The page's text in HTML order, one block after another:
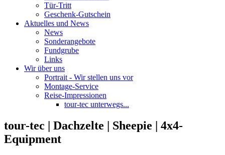
Tür-Tritt
Geschenk-Gutschein
Aktuelles und News
News
Sonderangebote
Fundgrube
Links
Wir über uns
Portrait - Wir stellen uns vor
Montage-Service
Reise-Impressionen
tour-tec unterwegs...
tour-tec | Dachzelte | Sheepie | 4x4-
Equipment